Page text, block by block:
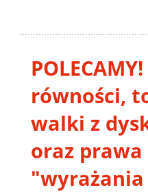
równości,
walki z
oraz prawa